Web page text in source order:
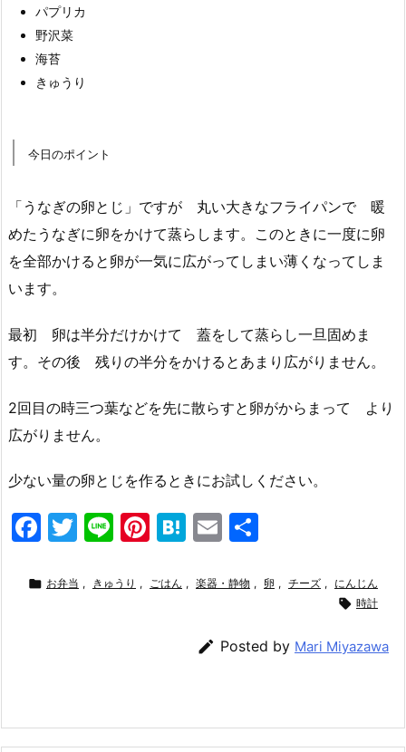
パプリカ
野沢菜
海苔
きゅうり
今日のポイント
「うなぎの卵とじ」ですが 丸い大きなフライパンで 暖
めたうなぎに卵をかけて蒸らします。このときに一度に卵
を全部かけると卵が一気に広がってしまい薄くなってしま
います。
最初 卵は半分だけかけて 蓋をして蒸らし一旦固めま
す。その後 残りの半分をかけるとあまり広がりません。
2回目の時三つ葉などを先に散らすと卵がからまって より
広がりません。
少ない量の卵とじを作るときにお試しください。
F
c
k
T
itt
Li
e
Pi
er
H
e
a
E
ai
 お弁当 , きゅうり , ごはん , 楽器・静物 , 卵 , チーズ , にんじん
 時計
 Posted by Mari Miyazawa